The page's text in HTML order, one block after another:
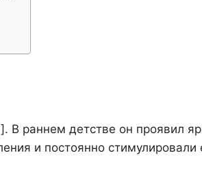
В раннем детстве он проявил
и постоянно стимулировали